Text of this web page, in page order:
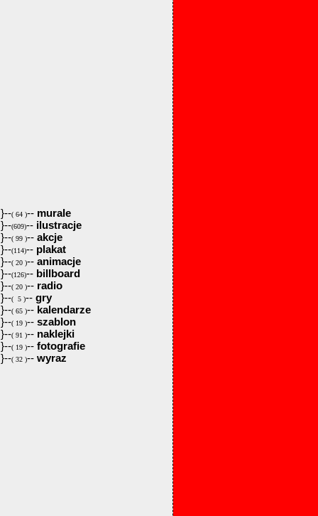
}--( 64 )-- murale
}--(609)-- ilustracje
}--( 99 )-- akcje
}--(114)-- plakat
}--( 20 )-- animacje
}--(126)-- billboard
}--( 20 )-- radio
}--( 5 )-- gry
}--( 65 )-- kalendarze
}--( 19 )-- szablon
}--( 91 )-- naklejki
}--( 19 )-- fotografie
}--( 32 )-- wyraz